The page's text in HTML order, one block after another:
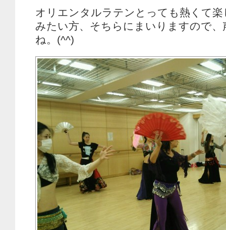
オリエンタルラテンとっても熱くて
みたい方、そちらにまいりますので、
ね。(^^)